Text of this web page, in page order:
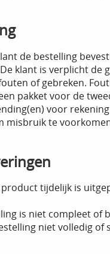
de bestelling
klant is verplicht de
of gebreken.
pakket voor de
voor
misbruik te
tijdelijk is
is niet compleet of
niet volledig of